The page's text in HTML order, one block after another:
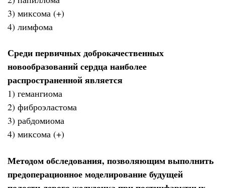
3) миксома (+)
4) лимфома
Среди первичных доброкачественных
новообразований сердца наиболее
распространенной является
1) гемангиома
2) фиброэластома
3) рабдомиома
4) миксома (+)
Методом обследования, позволяющим выполнить
предоперационное моделирование будущей